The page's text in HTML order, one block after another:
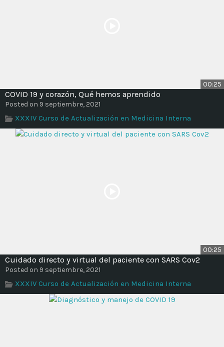
00:25
COVID 19 y corazón, Qué hemos aprendido
Posted on 9 septiembre, 2021
XXXIV Curso de Actualización en Medicina Interna
00:25
Cuidado directo y virtual del paciente con SARS Cov2
Posted on 9 septiembre, 2021
XXXIV Curso de Actualización en Medicina Interna